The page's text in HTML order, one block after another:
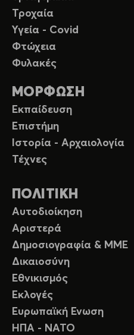
Τροχαία
Υγεία - Covid
Φτώχεια
Φυλακές
ΜΟΡΦΩΣΗ
Εκπαίδευση
Επιστήμη
Ιστορία - Αρχαιολογία
Τέχνες
ΠΟΛΙΤΙΚΗ
Αυτοδιοίκηση
Αριστερά
Δημοσιογραφία & ΜΜΕ
Δικαιοσύνη
Εθνικισμός
Εκλογές
Ευρωπαϊκή Ενωση
ΗΠΑ - ΝΑΤΟ